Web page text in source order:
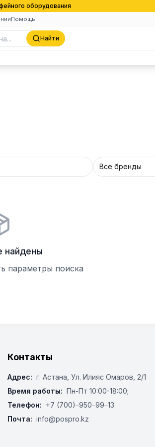
оборудования
Помощь
Найти
Все бренды
найдены
параметры поиска
Контакты
Адрес: г. Астана, ​Ул. Илияс Омаров, 2/1
Время работы: Пн-Пт 10:00-18:00;
Телефон: +7 (700)‒950‒99‒13
Почта: info@pospro.kz